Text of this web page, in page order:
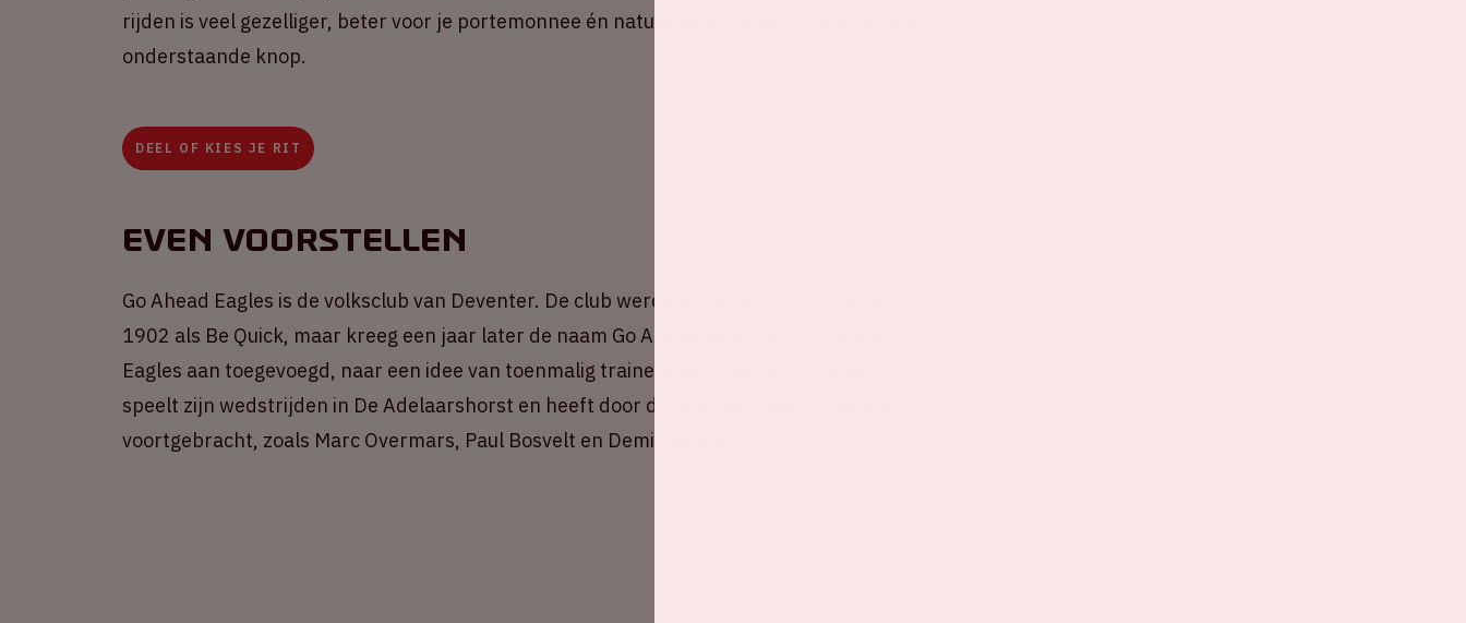
rijden is veel gezelliger, beter voor je portemonnee én natuurlijk het milieu. Druk snel op
onderstaande knop.
DEEL OF KIES JE RIT
Even voorstellen
Go Ahead Eagles is de volksclub van Deventer. De club werd opgericht op 2 december
1902 als Be Quick, maar kreeg een jaar later de naam Go Ahead. In 1971 werd daar
Eagles aan toegevoegd, naar een idee van toenmalig trainer Barry Hughes. De club
speelt zijn wedstrijden in De Adelaarshorst en heeft door de jaren heen grote spelers
voortgebracht, zoals Marc Overmars, Paul Bosvelt en Demis Nicolaou.